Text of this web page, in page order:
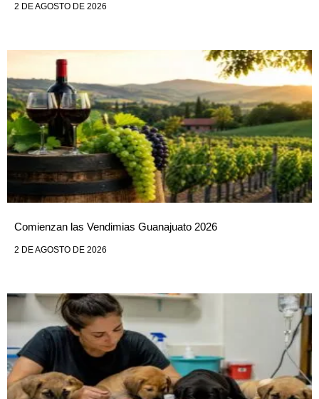
2 DE AGOSTO DE 2026
Comienzan las Vendimias Guanajuato 2026
2 DE AGOSTO DE 2026